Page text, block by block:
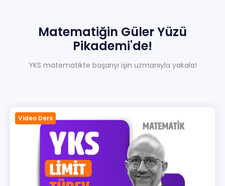
Matematiğin GülerYüzü
Pikademi'de!
YKS matematikte başarıyı işin uzmanıyla yakala!
Video Ders